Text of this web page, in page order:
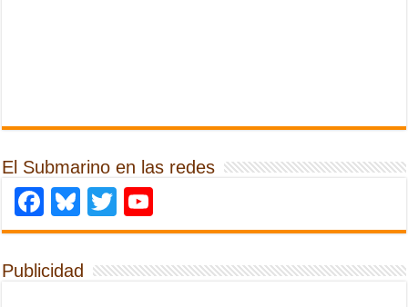
El Submarino en las redes
Facebook
Bluesky
Twitter
Publicidad